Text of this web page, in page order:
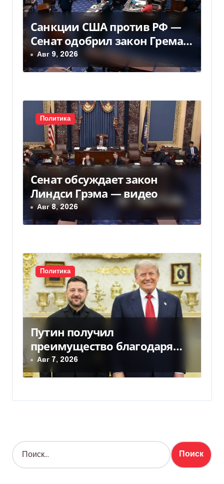
о
з
а
п
и
с
я
м
Санкции США против РФ —
Сенат одобрил закон Грема
— Фокус
Авг 9, 2026
Политика
Сенат обсуждает закон
Линдси Грэма — видео
Авг 8, 2026
Политика
Путин получил
преимущество благодаря
действиям США
Авг 7, 2026
Н
а